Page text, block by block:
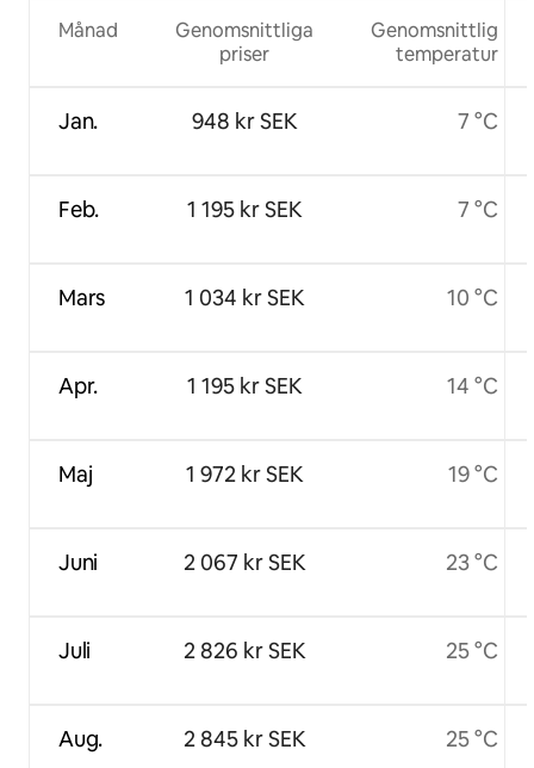
Månad
Jan.
Feb.
Mars
Apr.
Maj
Juni
Juli
Aug.
Genomsnittliga
priser
948 kr SEK
1 195 kr SEK
1 034 kr SEK
1 195 kr SEK
1 972 kr SEK
2 067 kr SEK
2 826 kr SEK
2 845 kr SEK
Genomsnittlig
temperatur
7 °C
7 °C
10 °C
14 °C
19 °C
23 °C
25 °C
25 °C